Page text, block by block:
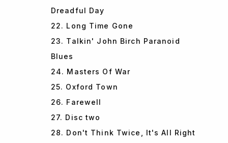
Dreadful Day
22. Long Time Gone
23. Talkin' John Birch Paranoid
Blues
24. Masters Of War
25. Oxford Town
26. Farewell
27. Disc two
28. Don't Think Twice, It's All Right